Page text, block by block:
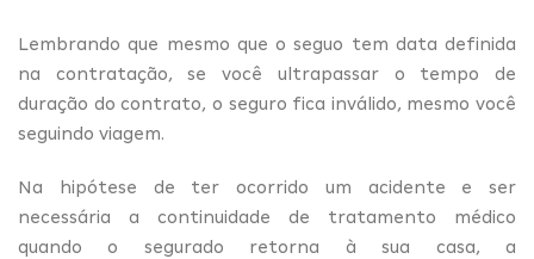
Lembrando que mesmo que o seguo tem data definida
na contratação, se você ultrapassar o tempo de
duração do contrato, o seguro fica inválido, mesmo você
seguindo viagem.
Na hipótese de ter ocorrido um acidente e ser
necessária a continuidade de tratamento médico
quando o segurado retorna à sua casa, a